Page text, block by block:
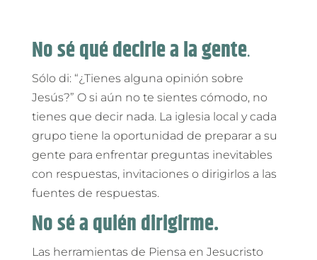
No sé qué decirle a la gente.
Sólo di: “¿Tienes alguna opinión sobre
Jesús?” O si aún no te sientes cómodo, no
tienes que decir nada. La iglesia local y cada
grupo tiene la oportunidad de preparar a su
gente para enfrentar preguntas inevitables
con respuestas, invitaciones o dirigirlos a las
fuentes de respuestas.
No sé a quién dirigirme.
Las herramientas de Piensa en Jesucristo